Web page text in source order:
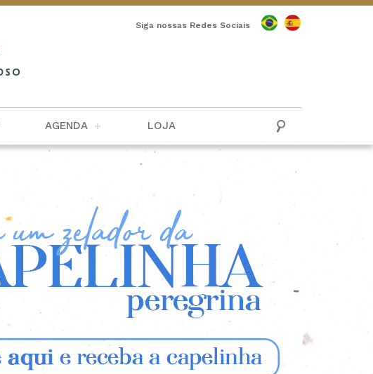
Siga nossas Redes Sociais
AGENDA LOJA